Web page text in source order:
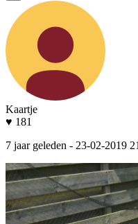
Kaartje
♥ 181
7 jaar geleden - 23-02-2019